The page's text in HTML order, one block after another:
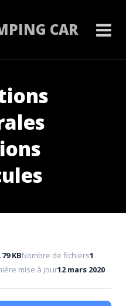
CAR
KBNombre de fichiers1
mise à jour12 mars 2020